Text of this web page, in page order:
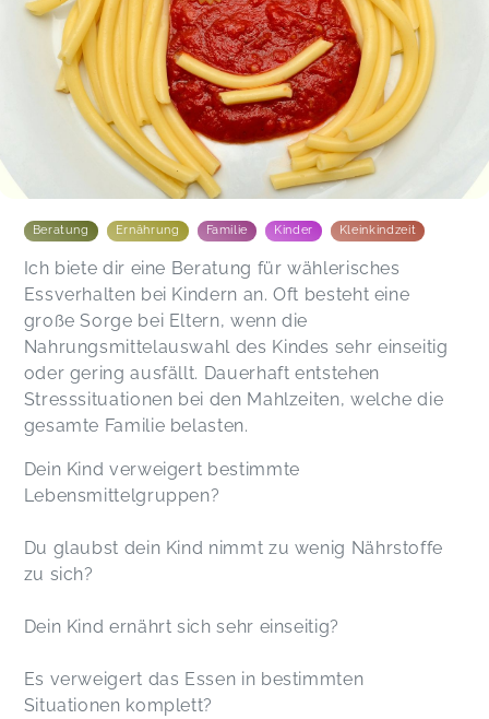
Beratung Ernährung Familie Kinder Kleinkindzeit
Ich biete dir eine Beratung für wählerisches
Essverhalten bei Kindern an. Oft besteht eine
große Sorge bei Eltern, wenn die
Nahrungsmittelauswahl des Kindes sehr einseitig
oder gering ausfällt. Dauerhaft entstehen
Stresssituationen bei den Mahlzeiten, welche die
gesamte Familie belasten.
Dein Kind verweigert bestimmte
Lebensmittelgruppen?
Du glaubst dein Kind nimmt zu wenig Nährstoffe
zu sich?
Dein Kind ernährt sich sehr einseitig?
Es verweigert das Essen in bestimmten
Situationen komplett?